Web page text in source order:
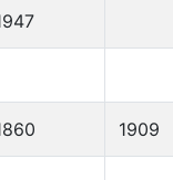
1909